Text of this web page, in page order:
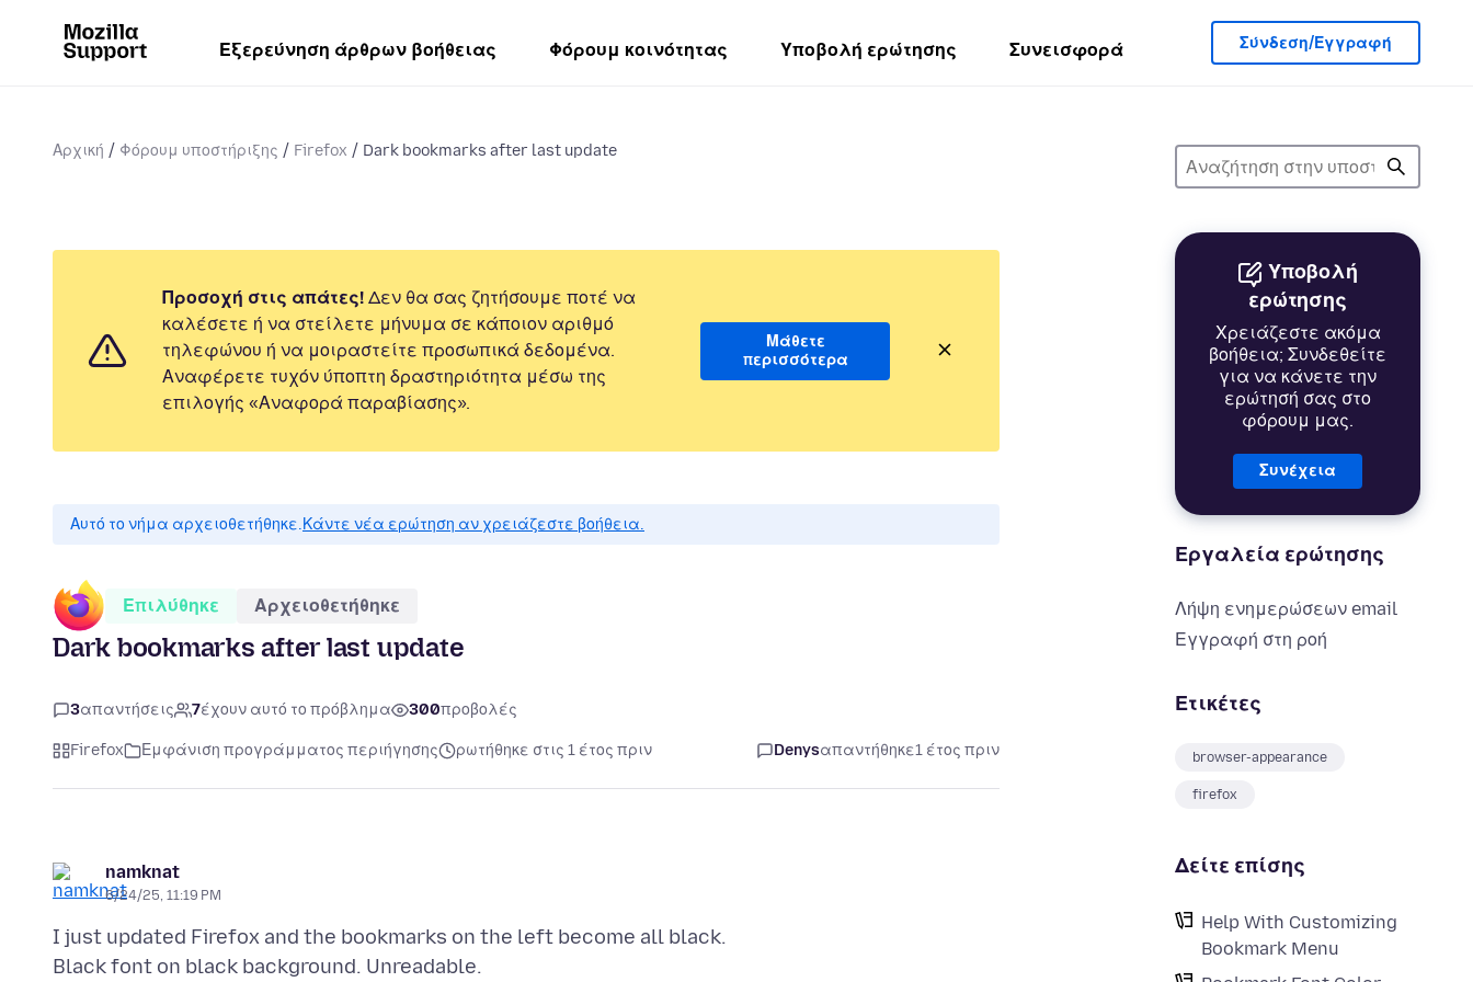
Εξερεύνηση άρθρων βοήθειας Φόρουμ κοινότητας Υποβολή ερώτησης Συνεισφορά Σύνδεση/Εγγραφή
Αρχική Φόρουμ υποστήριξης Firefox Dark bookmarks after last update
Υποβολή
ερώτησης
Χρειάζεστε ακόμα
βοήθεια; Συνδεθείτε
για να κάνετε την
ερώτησή σας στο
φόρουμ μας.
Συνέχεια
Εργαλεία ερώτησης
Λήψη ενημερώσεων email
Εγγραφή στη ροή
Ετικέτες
browser-appearance
firefox
Δείτε επίσης
Help With Customizing
Bookmark Menu
Προσοχή στις απάτες! Δεν θα σας ζητήσουμε ποτέ να
καλέσετε ή να στείλετε μήνυμα σε κάποιον αριθμό
τηλεφώνου ή να μοιραστείτε προσωπικά δεδομένα.
Αναφέρετε τυχόν ύποπτη δραστηριότητα μέσω της
επιλογής «Αναφορά παραβίασης».
Μάθετε
περισσότερα
Αυτό το νήμα αρχειοθετήθηκε.Κάντε νέα ερώτηση αν χρειάζεστε βοήθεια.
Επιλύθηκε Αρχειοθετήθηκε
Dark bookmarks after last update
3απαντήσεις 7έχουν αυτό το πρόβλημα 300προβολές
Firefox Εμφάνιση προγράμματος περιήγησης ρωτήθηκε στις 1 έτος πριν Denysαπαντήθηκε1 έτος πριν
namknat
6/24/25, 11:19 PM
I just updated Firefox and the bookmarks on the left become all black.
Black font on black background. Unreadable.